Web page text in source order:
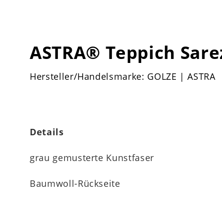
ASTRA® Teppich
Hersteller/Handelsmarke: GOLZE | ASTRA
Details
grau gemusterte Kunstfaser
Baumwoll-Rückseite